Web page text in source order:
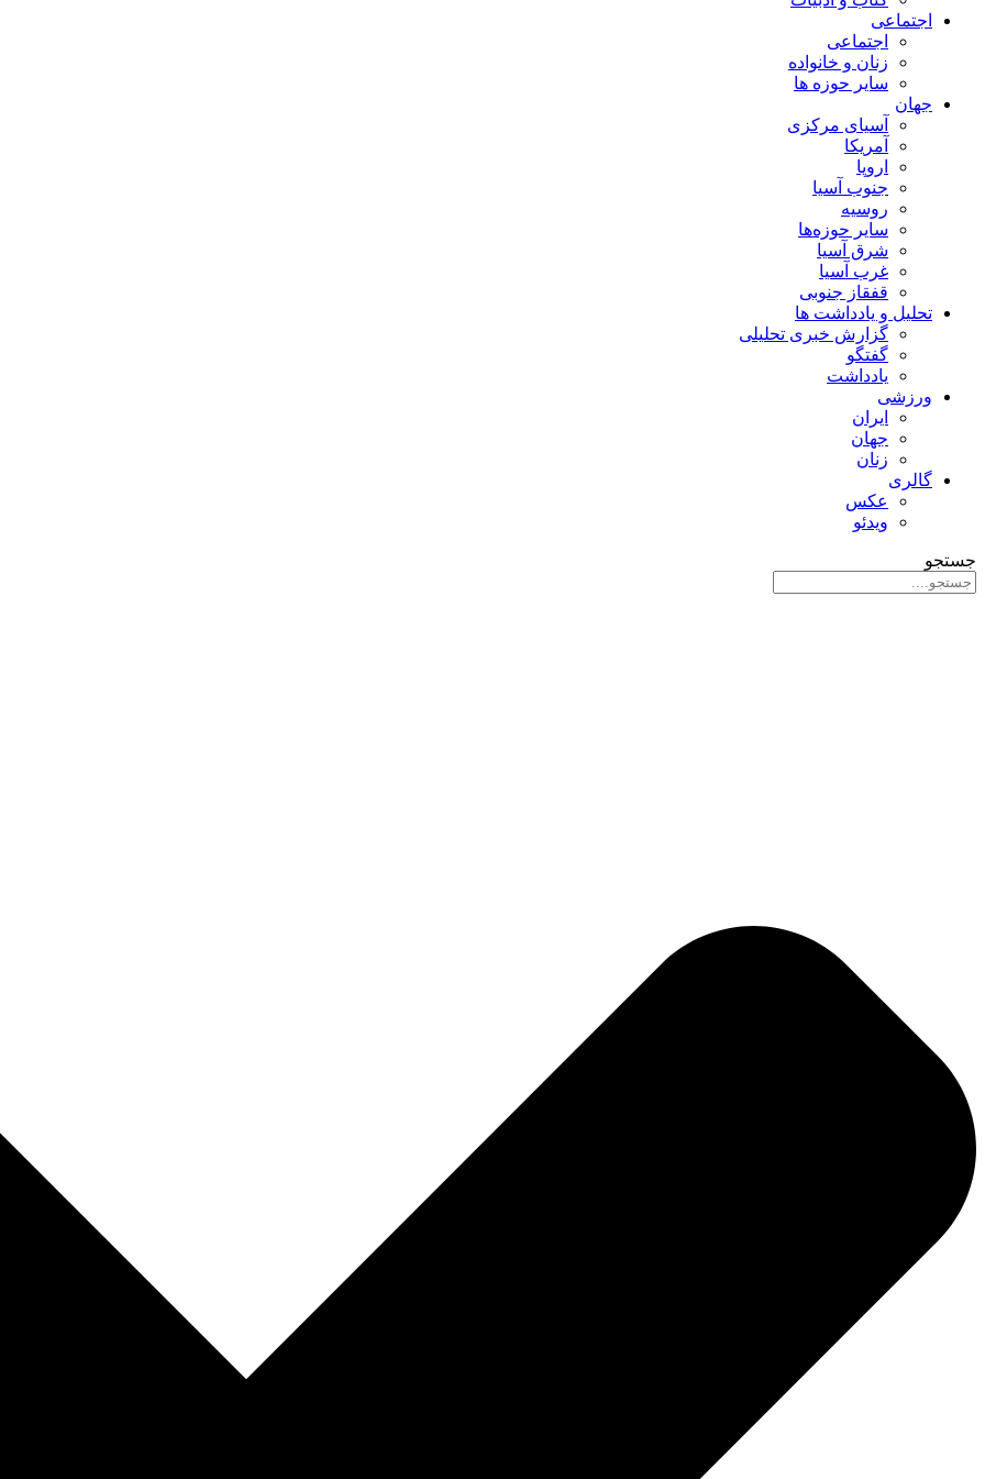
اجتماعی
اجتماعی
زنان و خانواده
سایر حوزه ها
جهان
آسیای مرکزی
آمریکا
اروپا
جنوب آسیا
روسیه
سایر حوزه‌ها
شرق آسیا
غرب آسیا
قفقاز جنوبی
تحلیل و یادداشت ها
گزارش خبری تحلیلی
گفتگو
یادداشت
ورزشی
ایران
جهان
زنان
گالری
عکس
ویدئو
جستجو